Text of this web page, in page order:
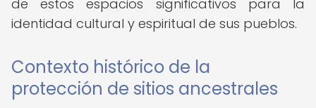
de estos espacios significativos para la
identidad cultural y espiritual de sus pueblos.
Contexto histórico de la
protección de sitios ancestrales